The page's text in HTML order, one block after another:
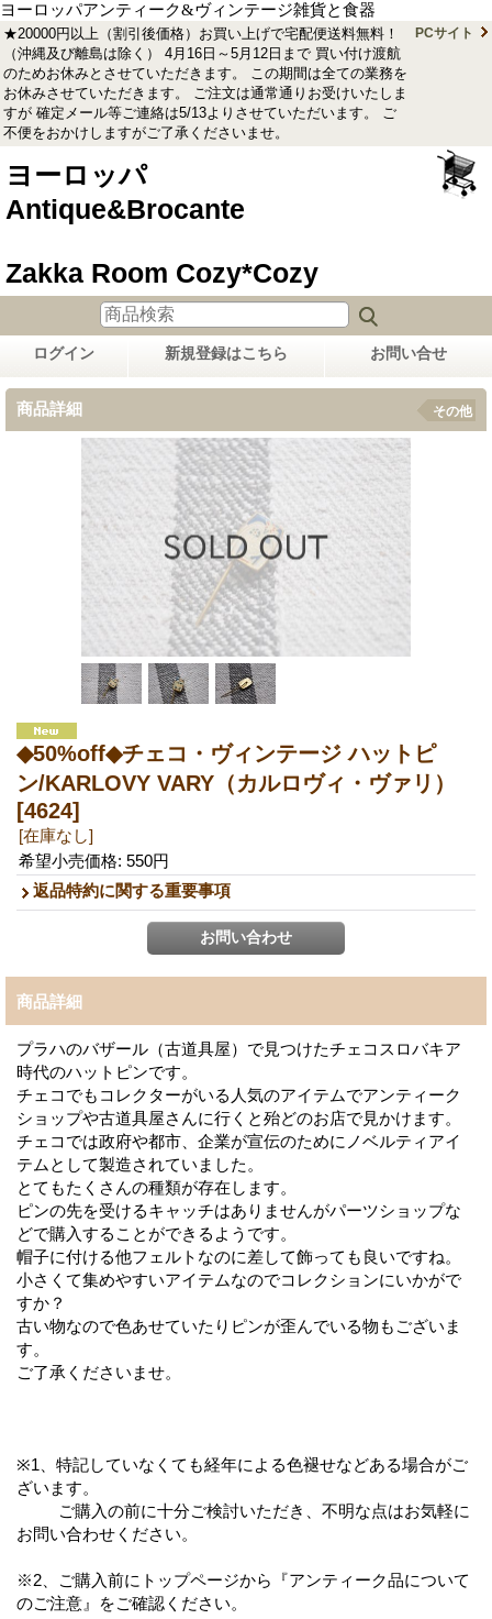
ヨーロッパアンティーク&ヴィンテージ雑貨と食器
★20000円以上（割引後価格）お買い上げで宅配便送料無料！
（沖縄及び離島は除く） 4月16日～5月12日まで 買い付け渡航
のためお休みとさせていただきます。 この期間は全ての業務を
お休みさせていただきます。 ご注文は通常通りお受けいたしま
すが 確定メール等ご連絡は5/13よりさせていただいます。 ご
不便をおかけしますがご了承くださいませ。
PCサイト
ヨーロッパ
Antique&Brocante
Zakka Room Cozy*Cozy
ログイン 新規登録はこちら お問い合せ
商品詳細 その他
◆50%off◆チェコ・ヴィンテージ ハットピ
ン/KARLOVY VARY（カルロヴィ・ヴァリ）
[4624]
[在庫なし]
希望小売価格: 550円
返品特約に関する重要事項
商品詳細
プラハのバザール（古道具屋）で見つけたチェコスロバキア
時代のハットピンです。
チェコでもコレクターがいる人気のアイテムでアンティーク
ショップや古道具屋さんに行くと殆どのお店で見かけます。
チェコでは政府や都市、企業が宣伝のためにノベルティアイ
テムとして製造されていました。
とてもたくさんの種類が存在します。
ピンの先を受けるキャッチはありませんがパーツショップな
どで購入することができるようです。
帽子に付ける他フェルトなのに差して飾っても良いですね。
小さくて集めやすいアイテムなのでコレクションにいかがで
すか？
古い物なので色あせていたりピンが歪んでいる物もございま
す。
ご了承くださいませ。
※1、特記していなくても経年による色褪せなどある場合がご
ざいます。
ご購入の前に十分ご検討いただき、不明な点はお気軽に
お問い合わせください。
※2、ご購入前にトップページから『アンティーク品について
のご注意』をご確認ください。